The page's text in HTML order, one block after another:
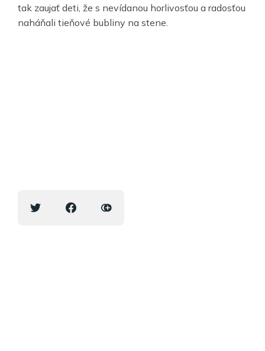
tak zaujať deti, že s nevídanou horlivosťou a radosťou
naháňali tieňové bubliny na stene.